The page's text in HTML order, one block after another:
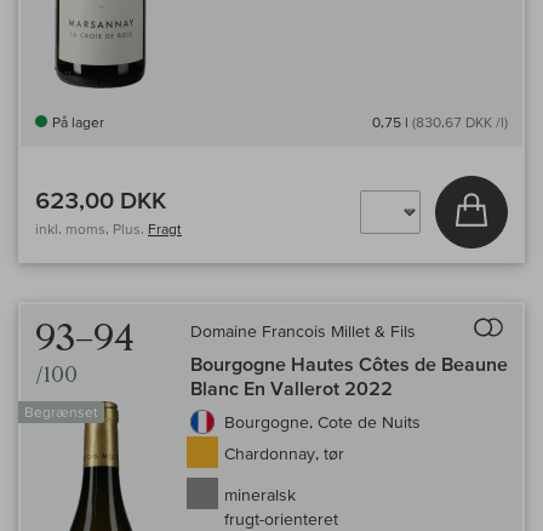
På lager 0,75 l (830,67 DKK /l)
623,00 DKK
inkl. moms, Plus. Fragt
Læg i
93–94
/100
Begrænset
Domaine Francois Millet & Fils
Bourgogne Hautes Côtes de Beaune
Blanc En Vallerot 2022
Bourgogne, Cote de Nuits
Chardonnay, tør
mineralsk
frugt-orienteret